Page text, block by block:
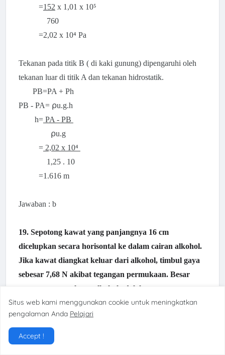
=152 x 1,01 x 10⁵
760
=2,02 x 10⁴ Pa
Tekanan pada titik B ( di kaki gunung) dipengaruhi oleh
tekanan luar di titik A dan tekanan hidrostatik.
PB=PA + Ph
PB - PA= ⍴u.g.h
h=PA - PB
⍴u.g
=2,02 x 10⁴
1,25 . 10
=1.616 m
Jawaban : b
19. Sepotong kawat yang panjangnya 16 cm
dicelupkan secara horisontal ke dalam cairan alkohol.
Jika kawat diangkat keluar dari alkohol, timbul gaya
sebesar 7,68 N akibat tegangan permukaan. Besar
tegangan permukaan alkohol adalah....
c. 24 N/m
Situs web kami menggunakan cookie untuk meningkatkan
pengalaman Anda Pelajari
Accept !